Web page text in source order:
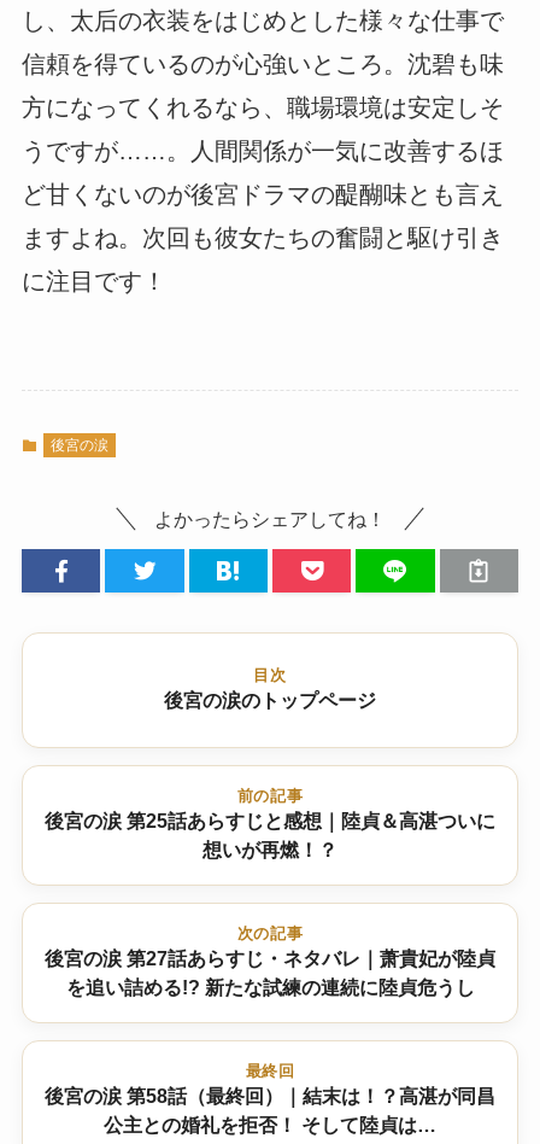
し、太后の衣装をはじめとした様々な仕事で
信頼を得ているのが心強いところ。沈碧も味
方になってくれるなら、職場環境は安定しそ
うですが……。
人間関係が一気に改善するほ
ど甘くないのが後宮ドラマの醍醐味とも言え
ますよね。次回も彼女たちの奮闘と駆け引き
に注目です！
後宮の涙
よかったらシェアしてね！
目次
後宮の涙のトップページ
前の記事
後宮の涙 第25話あらすじと感想｜陸貞＆高湛ついに
想いが再燃！？
次の記事
後宮の涙 第27話あらすじ・ネタバレ｜萧貴妃が陸貞
を追い詰める!? 新たな試練の連続に陸貞危うし
最終回
後宮の涙 第58話（最終回）｜結末は！？高湛が同昌
公主との婚礼を拒否！ そして陸貞は…